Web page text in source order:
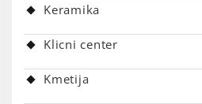
Keramika
Klicni center
Kmetija